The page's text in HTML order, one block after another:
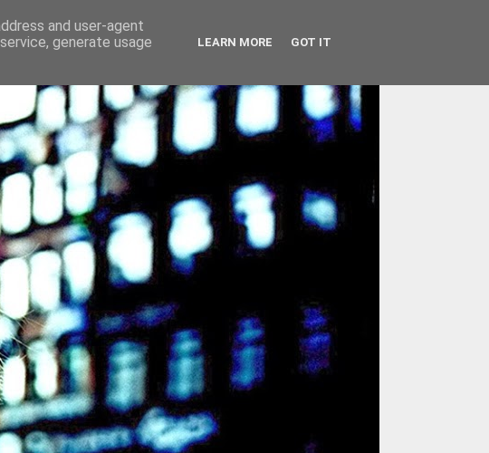
and user-agent
generate usage
LEARN MORE GOT IT